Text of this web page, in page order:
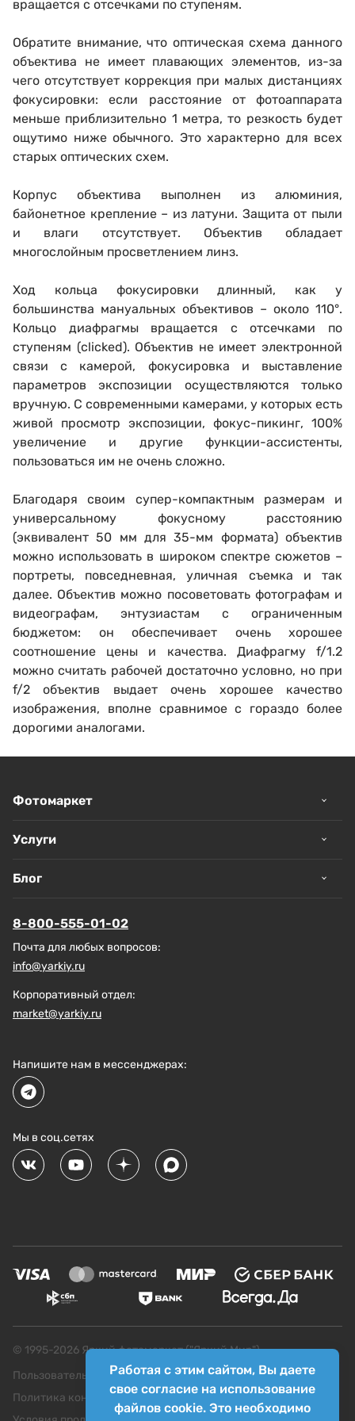
вращается с отсечками по ступеням.
Обратите внимание, что оптическая схема данного
объектива не имеет плавающих элементов, из-за
чего отсутствует коррекция при малых дистанциях
фокусировки: если расстояние от фотоаппарата
меньше приблизительно 1 метра, то резкость будет
ощутимо ниже обычного. Это характерно для всех
старых оптических схем.
Корпус объектива выполнен из алюминия,
байонетное крепление – из латуни. Защита от пыли
и влаги отсутствует. Объектив обладает
многослойным просветлением линз.
Ход кольца фокусировки длинный, как у
большинства мануальных объективов – около 110°.
Кольцо диафрагмы вращается с отсечками по
ступеням (clicked). Объектив не имеет электронной
связи с камерой, фокусировка и выставление
параметров экспозиции осуществляются только
вручную. С современными камерами, у которых есть
живой просмотр экспозиции, фокус-пикинг, 100%
увеличение и другие функции-ассистенты,
пользоваться им не очень сложно.
Благодаря своим супер-компактным размерам и
универсальному фокусному расстоянию
(эквивалент 50 мм для 35-мм формата) объектив
можно использовать в широком спектре сюжетов –
портреты, повседневная, уличная съемка и так
далее. Объектив можно посоветовать фотографам и
видеографам, энтузиастам с ограниченным
бюджетом: он обеспечивает очень хорошее
соотношение цены и качества. Диафрагму f/1.2
можно считать рабочей достаточно условно, но при
f/2 объектив выдает очень хорошее качество
изображения, вполне сравнимое с гораздо более
дорогими аналогами.
Работая с этим сайтом, Вы даете
свое согласие на использование
файлов cookie. Это необходимо
Фотомаркет
Услуги
Блог
8-800-555-01-02
Почта для любых вопросов:
info@yarkiy.ru
Корпоративный отдел:
market@yarkiy.ru
Напишите нам в мессенджерах:
Мы в соц.сетях
© 1995-2026 Яркий фотомаркет ("Яркий Мир")
Пользовательское соглашение
Политика конфиденциальности